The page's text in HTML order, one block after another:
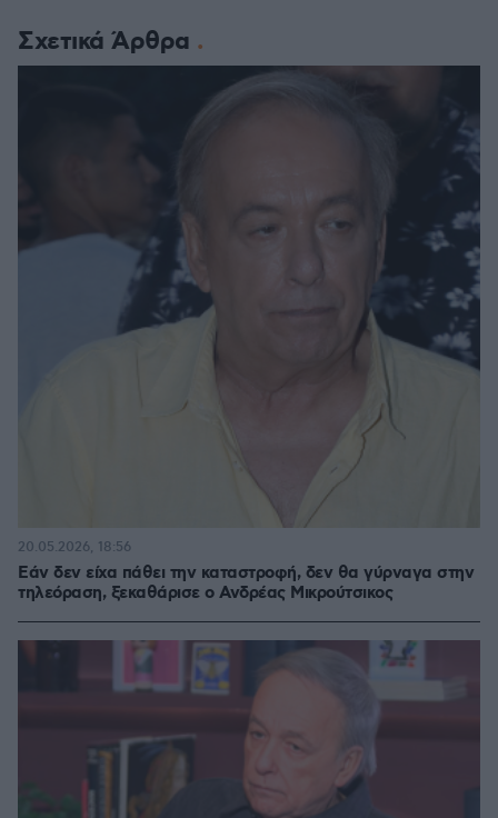
Σχετικά Άρθρα
Εάν δεν είχα πάθει την καταστροφή, δεν θα γύρναγα στην
τηλεόραση, ξεκαθάρισε ο Ανδρέας Μικρούτσικος
20.05.2026, 18:56